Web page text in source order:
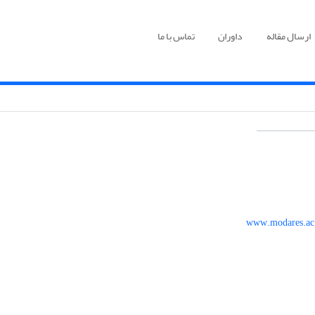
ارسال مقاله داوران تماس با ما